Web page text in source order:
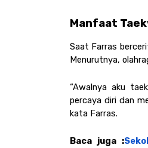
Manfaat
Saat Farras
Menurutnya,
“Awalnya aku
percaya diri dan
kata Farras.
Baca juga :